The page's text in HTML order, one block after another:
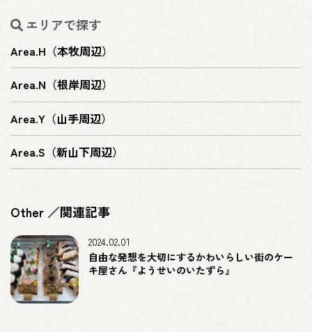
エリアで探す
Area.H（本牧周辺）
Area.N（根岸周辺）
Area.Y（山手周辺）
Area.S（新山下周辺）
Other ／関連記事
自由な発想を大切にするかわいらしい街のケー
キ屋さん『ようせいのいたずら』
2024.02.01